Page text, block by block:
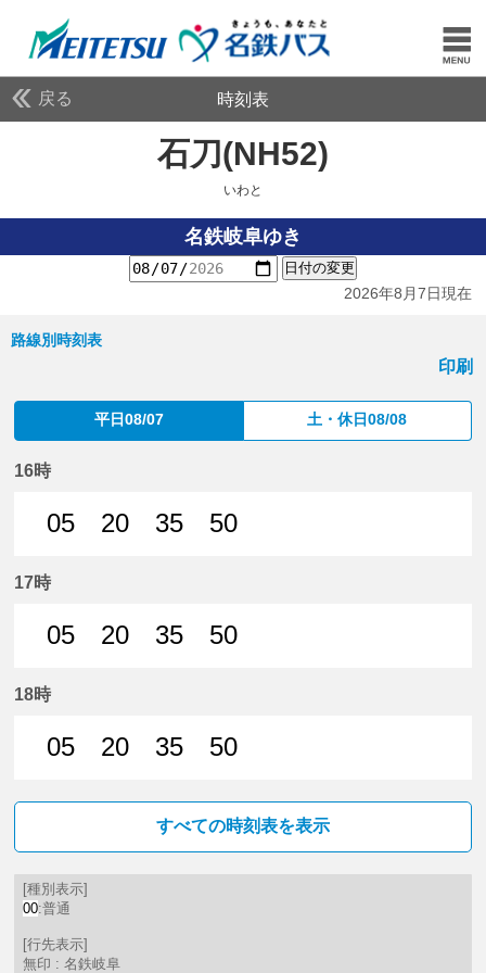
戻る 時刻表
石刀(NH52)
いわと
名鉄岐阜ゆき
日付の変更
2026年8月7日現在
路線別時刻表
印刷
平日08/07 土・休日08/08
16時
05
20
35
50
17時
05
20
35
50
18時
05
20
35
50
すべての時刻表を表示
[種別表示]
00:普通
[行先表示]
無印 : 名鉄岐阜